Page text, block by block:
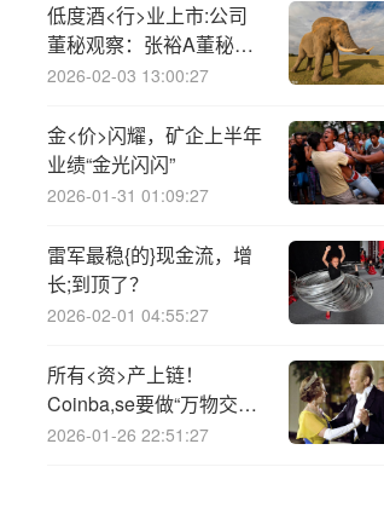
低度酒<行>业上市:公司
董秘观察：张裕A董秘姜
建勋薪酬99.72万元 降薪
2026-02-03 13:00:27
金<价>闪耀，矿企上半年
业绩“金光闪闪”
2026-01-31 01:09:27
雷军最稳{的}现金流，增
长;到顶了？
2026-02-01 04:55:27
所有<资>产上链！
Coinba,se要做“万物交易
所”
2026-01-26 22:51:27